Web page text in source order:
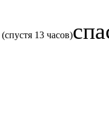
(спустя 13 часов)